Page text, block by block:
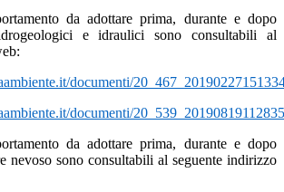
da adottare prima, durante e dopo
e idraulici sono consultabili al
documenti/
documenti/
da adottare prima, durante e dopo
nevoso sono consultabili al seguente indirizzo